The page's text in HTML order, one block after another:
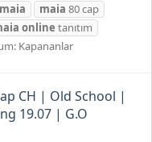
maia maia 80 cap
online tanıtım
Kapananlar
CH | Old School |
19.07 | G.O